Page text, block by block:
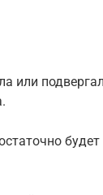
или